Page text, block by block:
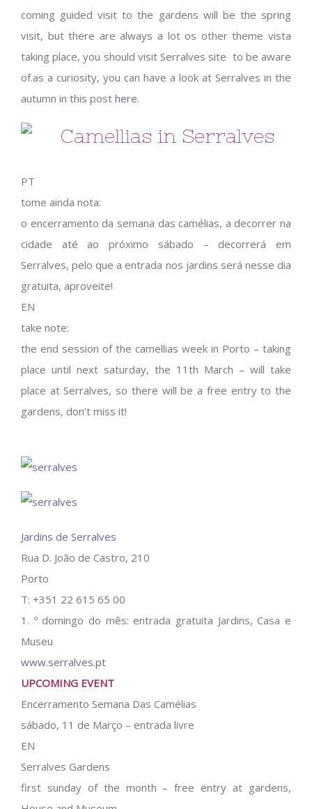
coming guided visit to the gardens will be the spring
visit, but there are always a lot os other theme vista
taking place, you should visit Serralves site to be aware
of.as a curiosity, you can have a look at Serralves in the
autumn in this post here.
Camellias in Serralves
PT
tome ainda nota:
o encerramento da semana das camélias, a decorrer na
cidade até ao próximo sábado – decorrerá em
Serralves, pelo que a entrada nos jardins será nesse dia
gratuita, aproveite!
EN
take note:
the end session of the camellias week in Porto – taking
place until next saturday, the 11th March – will take
place at Serralves, so there will be a free entry to the
gardens, don’t miss it!
Jardins de Serralves
Rua D. João de Castro, 210
Porto
T: +351 22 615 65 00
1. º domingo do mês: entrada gratuita Jardins, Casa e
Museu
www.serralves.pt
UPCOMING EVENT
Encerramento Semana Das Camélias
sábado, 11 de Março – entrada livre
EN
Serralves Gardens
first sunday of the month – free entry at gardens,